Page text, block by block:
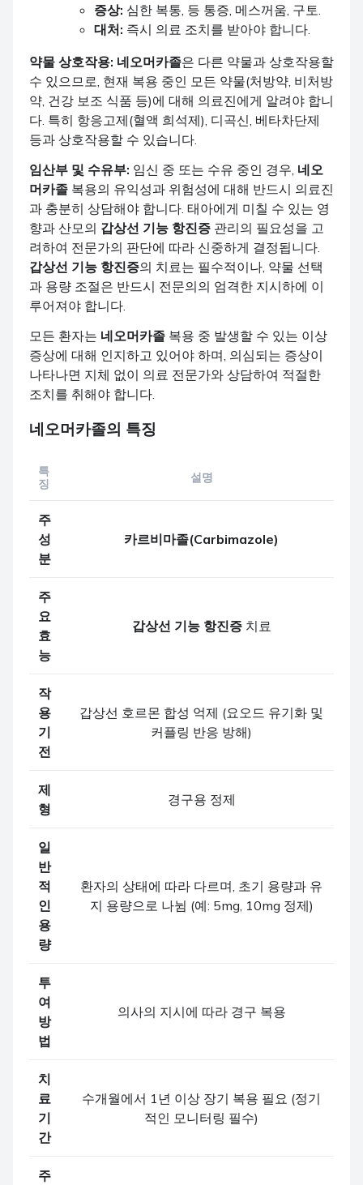
증상: 심한 복통, 등 통증, 메스꺼움, 구토.
대처: 즉시 의료 조치를 받아야 합니다.
약물 상호작용: 네오머카졸은 다른 약물과 상호작용할
수 있으므로, 현재 복용 중인 모든 약물(처방약, 비처방
약, 건강 보조 식품 등)에 대해 의료진에게 알려야 합니
다. 특히 항응고제(혈액 희석제), 디곡신, 베타차단제
등과 상호작용할 수 있습니다.
임산부 및 수유부: 임신 중 또는 수유 중인 경우, 네오
머카졸 복용의 유익성과 위험성에 대해 반드시 의료진
과 충분히 상담해야 합니다. 태아에게 미칠 수 있는 영
향과 산모의 갑상선 기능 항진증 관리의 필요성을 고
려하여 전문가의 판단에 따라 신중하게 결정됩니다.
갑상선 기능 항진증의 치료는 필수적이나, 약물 선택
과 용량 조절은 반드시 전문의의 엄격한 지시하에 이
루어져야 합니다.
모든 환자는 네오머카졸 복용 중 발생할 수 있는 이상
증상에 대해 인지하고 있어야 하며, 의심되는 증상이
나타나면 지체 없이 의료 전문가와 상담하여 적절한
조치를 취해야 합니다.
네오머카졸의 특징
특
징
설명
주
성
분
카르비마졸(Carbimazole)
주
요
효
능
갑상선 기능 항진증치료
작
용
기
전
갑상선 호르몬 합성 억제 (요오드 유기화 및
커플링 반응 방해)
제
형
경구용 정제
일
반
적
인
용
량
환자의 상태에 따라 다르며, 초기 용량과 유
지 용량으로 나뉨 (예: 5mg, 10mg 정제)
투
여
방
법
의사의 지시에 따라 경구 복용
치
료
기
간
수개월에서 1년 이상 장기 복용 필요 (정기
적인 모니터링 필수)
주